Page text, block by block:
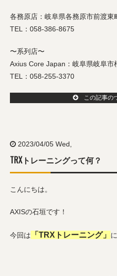
各務原店：岐阜県各務原市前渡東
TEL：058-386-8675
〜系列店〜
Axius Core Japan：岐阜県岐阜市
TEL：058-255-3370
この記事の
2023/04/05 Wed,
TRXトレーニングって何？
こんにちは。
AXISの石垣です！
今回は 「TRXトレーニング」